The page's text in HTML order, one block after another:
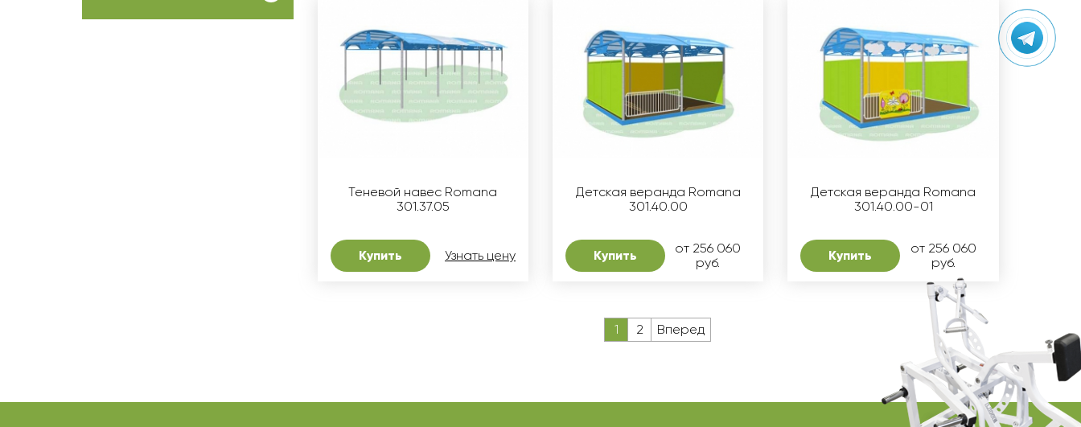
Теневой навес Romana
301.37.05
Купить Узнать цену
Детская веранда Romana
301.40.00
Купить
от 256 060
руб.
Детская веранда Romana
301.40.00-01
Купить
от 256 060
руб.
1 2 Вперед